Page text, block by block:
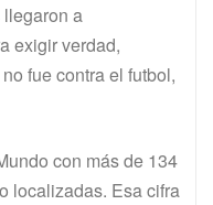
a
exigir verdad,
fue contra el futbol,
con más de 134
localizadas. Esa cifra